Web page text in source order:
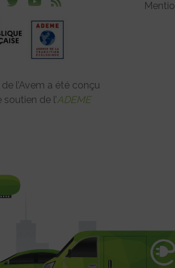
l’Avem a été conçu
soutien de l’ADEME